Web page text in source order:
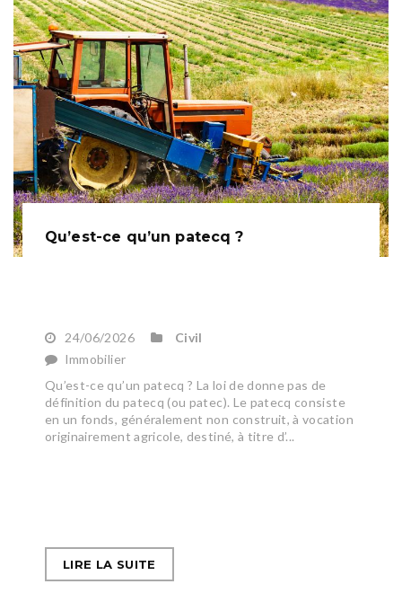
Qu’est-ce qu’un patecq ?
24/06/2026
Civil
Immobilier
Qu’est-ce qu’un patecq ? La loi de donne pas de
définition du patecq (ou patec). Le patecq consiste
en un fonds, généralement non construit, à vocation
originairement agricole, destiné, à titre d’...
LIRE LA SUITE